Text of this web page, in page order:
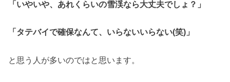
「いやいや、あれくらいの雪渓なら大丈夫でしょ？」
「タテバイで確保なんて、いらないいらない(笑)」
と思う人が多いのではと思います。